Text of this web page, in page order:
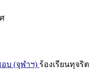
บ (จุฬาฯ) ร้องเรียนทุจริต